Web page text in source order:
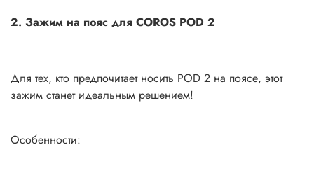
2. Зажим на пояс для COROS POD 2
Для тех, кто предпочитает носить POD 2 на поясе, этот
зажим станет идеальным решением!
Особенности: